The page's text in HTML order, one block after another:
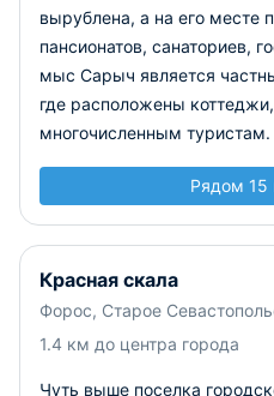
вырублена, а на его месте
пансионатов, санаториев,
мыс Сарыч является
где расположены
многочисленным туристам.
Рядом 15
Красная скала
Форос, Старое
1.4 км до центра города
Чуть выше поселка